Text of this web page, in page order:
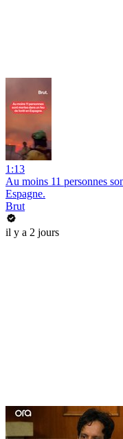
1:13
Au moins 11 personnes
Espagne.
Brut
il y a 2 jours